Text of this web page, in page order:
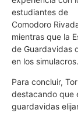
estudiantes de
Comodoro
mientras que la
de Guardavidas
en los simulacros.
Para concluir,
destacando que
guardavidas